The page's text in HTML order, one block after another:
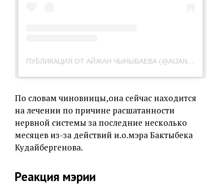
ПУБЛИКАЦИЯ ОТ АЙЖАН ЧЫНЫБАЕВА (@AIJAN.CHYNYBAEVA)
По словам чиновницы,она сейчас находится
на лечении по причине расшатанности
нервной системы за последние несколько
месяцев из-за действий и.о.мэра Бактыбека
Кудайбергенова.
Реакция мэрии